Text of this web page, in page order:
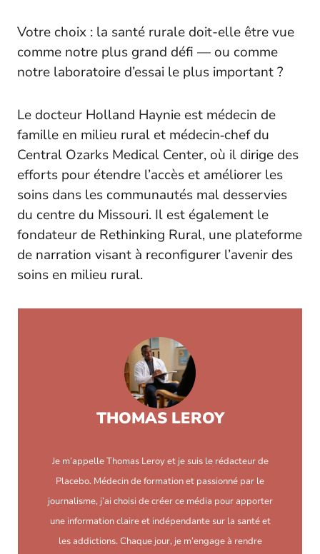
Votre choix : la santé rurale doit-elle être vue
comme notre plus grand défi — ou comme
notre laboratoire d’essai le plus important ?
Le docteur Holland Haynie est médecin de
famille en milieu rural et médecin‑chef du
Central Ozarks Medical Center, où il dirige des
efforts pour étendre l’accès et améliorer les
soins dans les communautés mal desservies
du centre du Missouri. Il est également le
fondateur de Rethinking Rural, une plateforme
de narration visant à reconfigurer l’avenir des
soins en milieu rural.
THOMAS LEROY
Je m’appelle Thomas Leroy et je suis le rédacteur de
Placebo. Médecin de formation et passionné par le
journalisme, j’ai choisi de créer ce média pour apporter
une information claire et indépendante sur la santé et
les addictions. Chaque jour, je m’engage à rendre